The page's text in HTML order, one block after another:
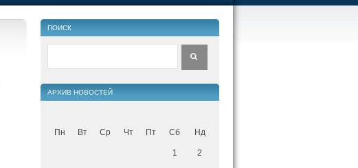
ПОИСК
АРХИВ НОВОСТЕЙ
Пн Вт Ср Чт Пт Сб Нд
1 2